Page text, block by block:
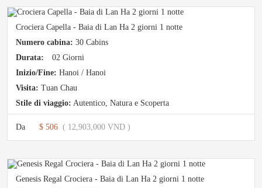
Crociera Capella - Baia di Lan Ha 2 giorni 1 notte
Numero cabina: 30 Cabins
Durata:
02 Giorni
Inizio/Fine: Hanoi / Hanoi
Visita: Tuan Chau
Stile di viaggio: Autentico, Natura e Scoperta
Da $ 506 ( 12,903,000 VND )
Genesis Regal Crociera - Baia di Lan Ha 2 giorni 1 notte